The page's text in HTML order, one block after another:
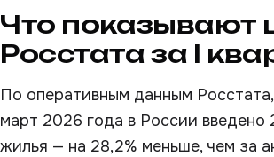
Что
Росстата за I
По оперативным данным
март 2026 года в России введено
жилья — на 28,2% меньше, чем за